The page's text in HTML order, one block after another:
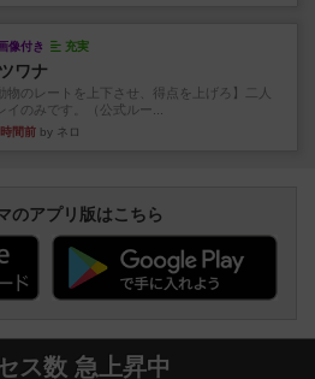
像付き 充実
ワナ
物のレートを上下させ、得点を上げろ】二人
イのみです。（公式ルー...
間前 by ネロ
のアプリ版はこちら
ス数 急上昇中